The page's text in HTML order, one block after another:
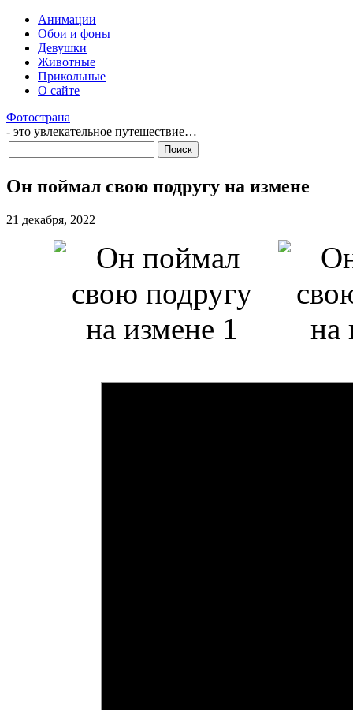
Анимации
Обои и фоны
Девушки
Животные
Прикольные
О сайте
Фотострана
- это увлекательное путешествие…
Он поймал свою подругу на измене
21 декабря, 2022